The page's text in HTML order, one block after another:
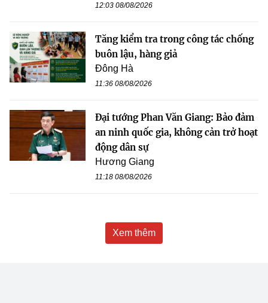
12:03 08/08/2026
Tăng kiểm tra trong công tác chống
buôn lậu, hàng giả
Đông Hà
11:36 08/08/2026
Đại tướng Phan Văn Giang: Bảo đảm
an ninh quốc gia, không cản trở hoạt
động dân sự
Hương Giang
11:18 08/08/2026
Xem thêm